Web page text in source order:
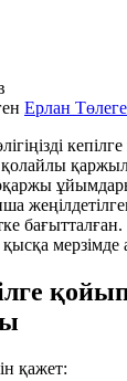
Ерлан
қолайлы
мерзімде
қажет: